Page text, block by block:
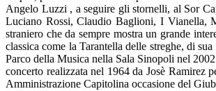
Angelo Luzzi , a seguire gli stornelli, al Sor
Luciano Rossi, Claudio Baglioni, I Vianella,
straniero che da sempre mostra un grande
classica come la Tarantella delle streghe, di
Parco della Musica nella Sala Sinopoli nel
concerto realizzata nel 1964 da Josè Ramirez
Amministrazione Capitolina occasione del